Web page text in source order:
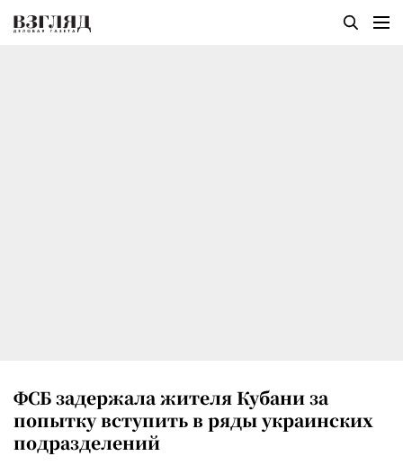
ФСБ задержала жителя Кубани за
попытку вступить в ряды украинских
подразделений